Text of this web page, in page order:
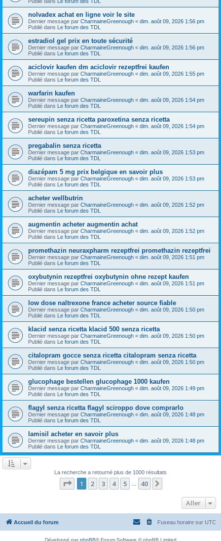
nolvadex achat en ligne voir le site
Dernier message par CharmaineGreenough « dim. août 09, 2026 1:56 pm
Publié dans Le forum des TDL
estradiol gel prix en toute sécurité
Dernier message par CharmaineGreenough « dim. août 09, 2026 1:56 pm
Publié dans Le forum des TDL
aciclovir kaufen dm aciclovir rezeptfrei kaufen
Dernier message par CharmaineGreenough « dim. août 09, 2026 1:55 pm
Publié dans Le forum des TDL
warfarin kaufen
Dernier message par CharmaineGreenough « dim. août 09, 2026 1:54 pm
Publié dans Le forum des TDL
sereupin senza ricetta paroxetina senza ricetta
Dernier message par CharmaineGreenough « dim. août 09, 2026 1:54 pm
Publié dans Le forum des TDL
pregabalin senza ricetta
Dernier message par CharmaineGreenough « dim. août 09, 2026 1:53 pm
Publié dans Le forum des TDL
diazépam 5 mg prix belgique en savoir plus
Dernier message par CharmaineGreenough « dim. août 09, 2026 1:53 pm
Publié dans Le forum des TDL
acheter wellbutrin
Dernier message par CharmaineGreenough « dim. août 09, 2026 1:52 pm
Publié dans Le forum des TDL
augmentin acheter augmentin achat
Dernier message par CharmaineGreenough « dim. août 09, 2026 1:52 pm
Publié dans Le forum des TDL
promethazin neuraxpharm rezeptfrei promethazin rezeptfrei
Dernier message par CharmaineGreenough « dim. août 09, 2026 1:51 pm
Publié dans Le forum des TDL
oxybutynin rezeptfrei oxybutynin ohne rezept kaufen
Dernier message par CharmaineGreenough « dim. août 09, 2026 1:51 pm
Publié dans Le forum des TDL
low dose naltrexone france acheter source fiable
Dernier message par CharmaineGreenough « dim. août 09, 2026 1:50 pm
Publié dans Le forum des TDL
klacid senza ricetta klacid 500 senza ricetta
Dernier message par CharmaineGreenough « dim. août 09, 2026 1:50 pm
Publié dans Le forum des TDL
citalopram gocce senza ricetta citalopram senza ricetta
Dernier message par CharmaineGreenough « dim. août 09, 2026 1:50 pm
Publié dans Le forum des TDL
glucophage bestellen glucophage 1000 kaufen
Dernier message par CharmaineGreenough « dim. août 09, 2026 1:49 pm
Publié dans Le forum des TDL
flagyl senza ricetta flagyl sciroppo dove comprarlo
Dernier message par CharmaineGreenough « dim. août 09, 2026 1:48 pm
Publié dans Le forum des TDL
lamisil acheter en savoir plus
Dernier message par CharmaineGreenough « dim. août 09, 2026 1:48 pm
Publié dans Le forum des TDL
La recherche a retourné plus de 1000 résultats
Page 1sur40
1 2 3 4 5 40
Aller
Accueil du forum Fuseau horaire sur UTC
Développé parphpBB® Forum Software © phpBB Limited